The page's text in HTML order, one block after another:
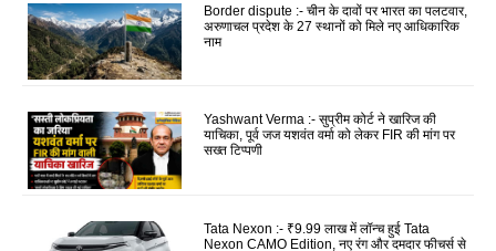
Border dispute :- चीन के दावों पर भारत का पलटवार,
अरुणाचल प्रदेश के 27 स्थानों को मिले नए आधिकारिक
नाम
Yashwant Verma :- सुप्रीम कोर्ट ने खारिज की
याचिका, पूर्व जज यशवंत वर्मा को लेकर FIR की मांग पर
सख्त टिप्पणी
Tata Nexon :- ₹9.99 लाख में लॉन्च हुई Tata
Nexon CAMO Edition, नए रंग और दमदार फीचर्स से